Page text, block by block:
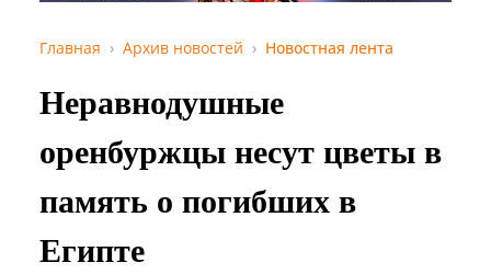
Главная Архив новостей Новостная лента
Неравнодушные
оренбуржцы несут цветы в
память о погибших в
Египте